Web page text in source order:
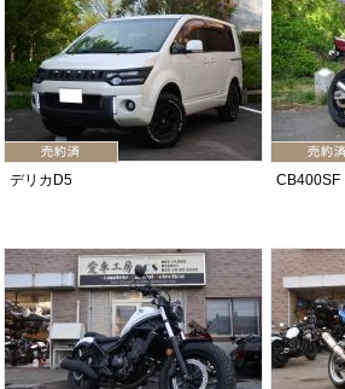
デリカD5 CB400SF